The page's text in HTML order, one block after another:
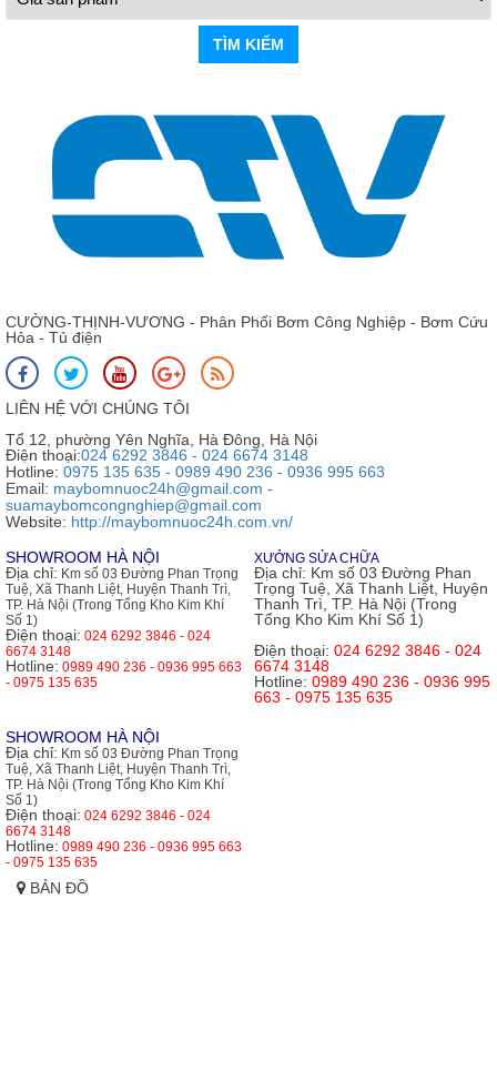
TÌM KIẾM
CƯỜNG-THỊNH-VƯƠNG - Phân Phối Bơm Công Nghiệp - Bơm Cứu
Hỏa - Tủ điện
LIÊN HỆ VỚI CHÚNG TÔI
Tổ 12, phường Yên Nghĩa, Hà Đông, Hà Nội
Điện thoại:024 6292 3846 - 024 6674 3148
Hotline: 0975 135 635 - 0989 490 236 - 0936 995 663
Email: maybomnuoc24h@gmail.com -
suamaybomcongnghiep@gmail.com
Website: http://maybomnuoc24h.com.vn/
SHOWROOM HÀ NỘI
Địa chỉ: Km số 03 Đường Phan Trọng
Tuệ, Xã Thanh Liệt, Huyện Thanh Trì,
TP. Hà Nội (Trong Tổng Kho Kim Khí
Số 1)
Điện thoại: 024 6292 3846 - 024
6674 3148
Hotline: 0989 490 236 - 0936 995 663
- 0975 135 635
XƯỞNG SỬA CHỮA
Địa chỉ: Km số 03 Đường Phan
Trọng Tuệ, Xã Thanh Liệt, Huyện
Thanh Trì, TP. Hà Nội (Trong
Tổng Kho Kim Khí Số 1)
Điện thoại: 024 6292 3846 - 024
6674 3148
Hotline: 0989 490 236 - 0936 995
663 - 0975 135 635
SHOWROOM HÀ NỘI
Địa chỉ: Km số 03 Đường Phan Trọng
Tuệ, Xã Thanh Liệt, Huyện Thanh Trì,
TP. Hà Nội (Trong Tổng Kho Kim Khí
Số 1)
Điện thoại: 024 6292 3846 - 024
6674 3148
Hotline: 0989 490 236 - 0936 995 663
- 0975 135 635
BẢN ĐỒ